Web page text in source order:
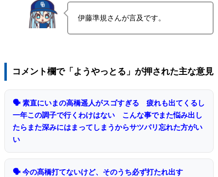
伊藤準規さんが言及です。
コメント欄で「ようやっとる」が押された主な意見
🗣 素直にいまの高橋遥人がスゴすぎる 疲れも出てくるし
一年この調子で行くわけはない こんな事でまた悩み出し
たらまた深みにはまってしまうからサツパリ忘れた方がい
い
🗣 今の髙橋打てないけど、そのうち必ず打たれ出す